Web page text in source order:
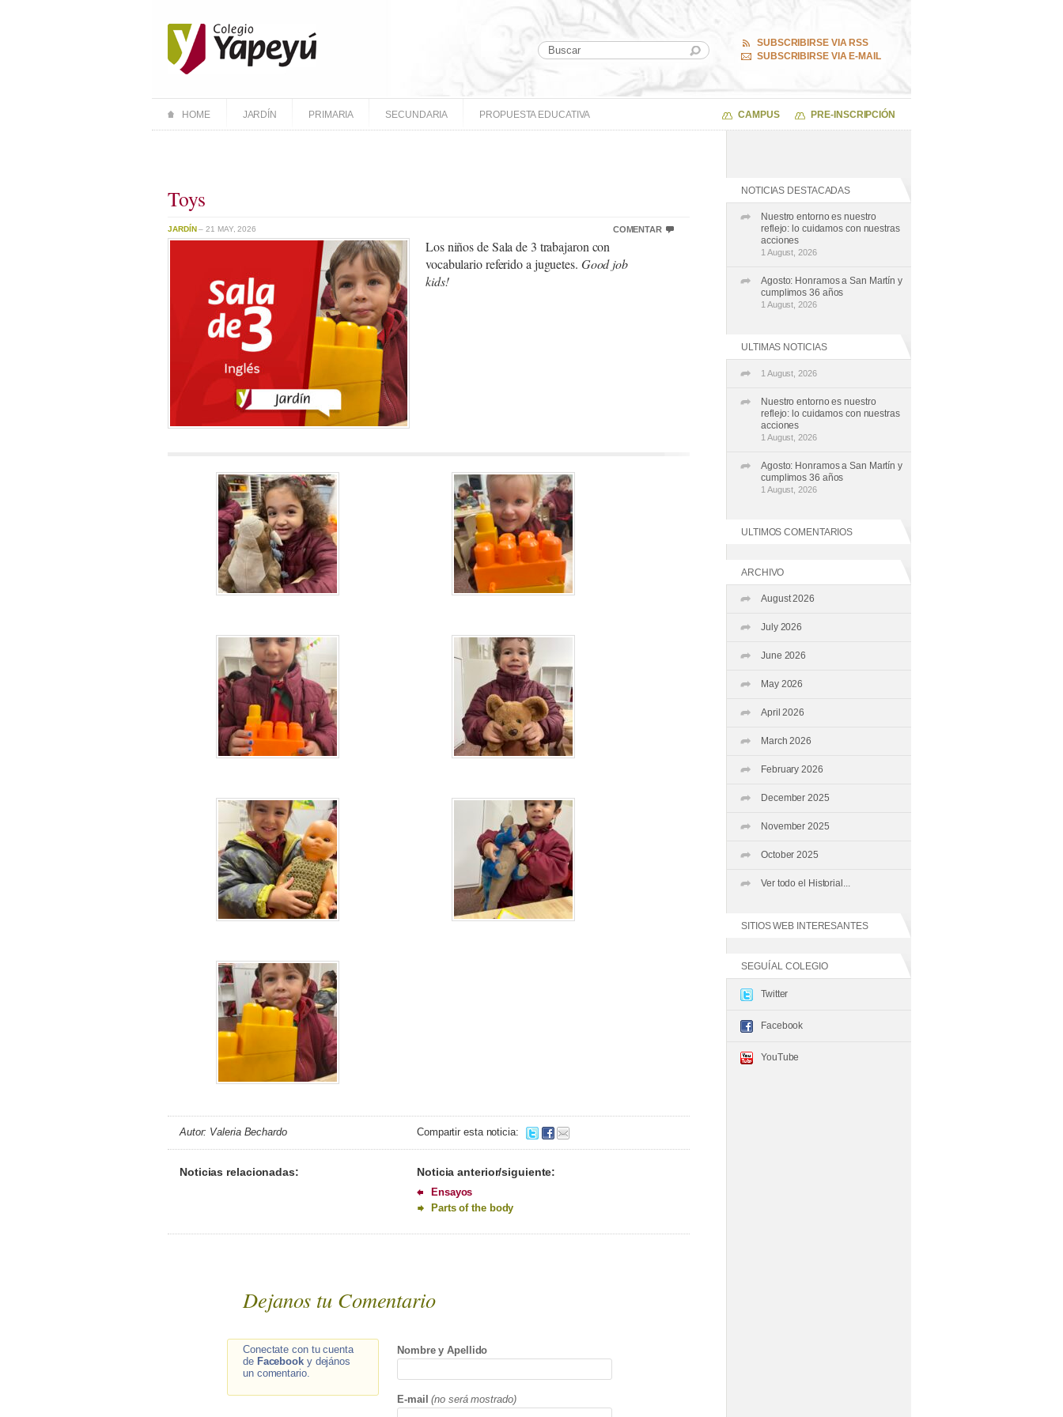
SUBSCRIBIRSE VIA RSS
SUBSCRIBIRSE VIA E-MAIL
HOME JARDÍN PRIMARIA SECUNDARIA PROPUESTA EDUCATIVA CAMPUS PRE-INSCRIPCIÓN
Toys
JARDÍN– 21 MAY, 2026 COMENTAR
Los niños de Sala de 3 trabajaron con
vocabulario referido a juguetes. Good job
kids!
Autor: Valeria Bechardo Compartir esta noticia:
Noticias relacionadas: Noticia anterior/siguiente:
Ensayos
Parts of the body
Dejanos tu Comentario
Conectate con tu cuenta
de Facebooky dejános
un comentario.
Nombre y Apellido
E-mail (no será mostrado)
NOTICIAS DESTACADAS
Nuestro entorno es nuestro
reflejo: lo cuidamos con nuestras
acciones
1 August, 2026
Agosto: Honramos a San Martín y
cumplimos 36 años
1 August, 2026
ULTIMAS NOTICIAS
1 August, 2026
Nuestro entorno es nuestro
reflejo: lo cuidamos con nuestras
acciones
1 August, 2026
Agosto: Honramos a San Martín y
cumplimos 36 años
1 August, 2026
ULTIMOS COMENTARIOS
ARCHIVO
August 2026
July 2026
June 2026
May 2026
April 2026
March 2026
February 2026
December 2025
November 2025
October 2025
Ver todo el Historial...
SITIOS WEB INTERESANTES
SEGUÍ AL COLEGIO
Twitter
Facebook
YouTube